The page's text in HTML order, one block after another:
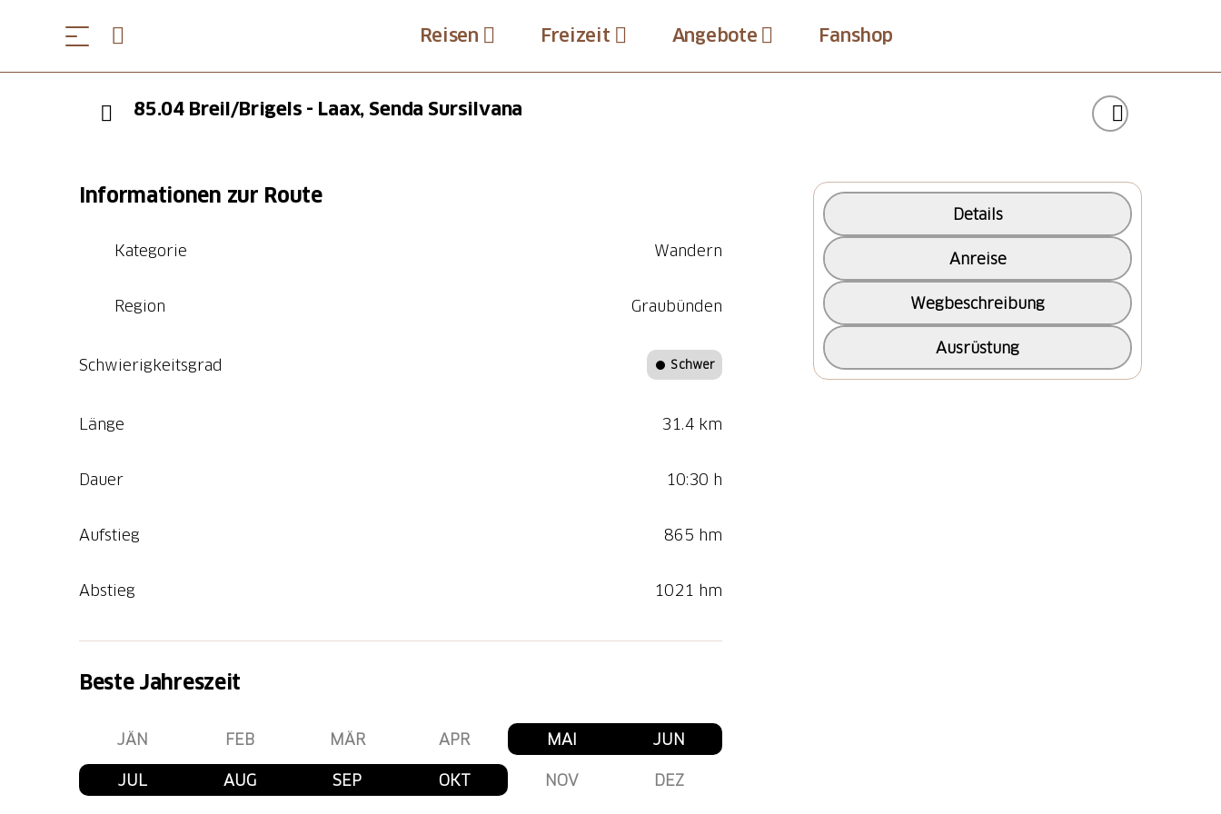
Reisen Freizeit Angebote Fanshop
85.04 Breil/Brigels - Laax, Senda Sursilvana
Informationen zur Route
Kategorie Wandern
Region Graubünden
Schwierigkeitsgrad Schwer
Länge 31.4 km
Dauer 10:30 h
Aufstieg 865 hm
Abstieg 1021 hm
Beste Jahreszeit
JÄN FEB MÄR APR MAI JUN
JUL AUG SEP OKT NOV DEZ
Details
Anreise
Wegbeschreibung
Ausrüstung